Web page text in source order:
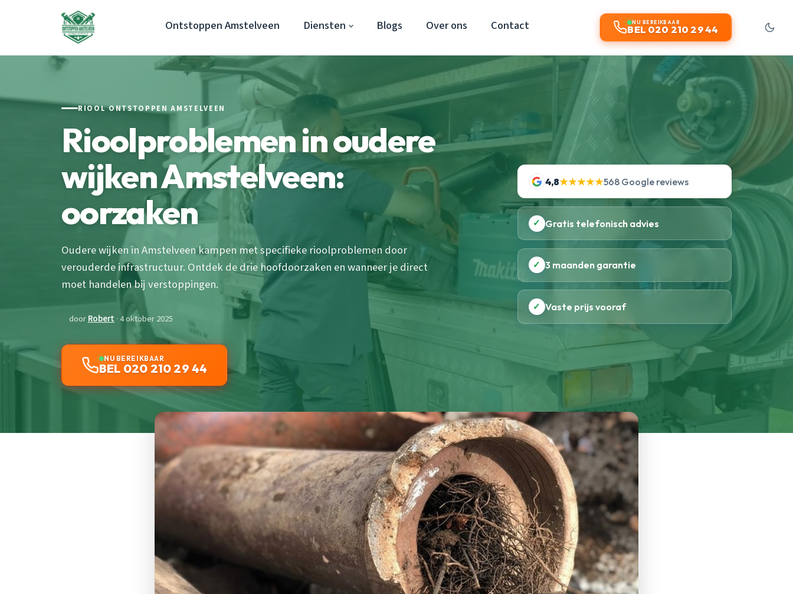
Ontstoppen Amstelveen Diensten Blogs Over ons Contact NU BEREIKBAAR
BEL 020 210 29 44
RIOOL ONTSTOPPEN AMSTELVEEN
Rioolproblemen in oudere
wijken Amstelveen:
oorzaken
Oudere wijken in Amstelveen kampen met specifieke rioolproblemen door
verouderde infrastructuur. Ontdek de drie hoofdoorzaken en wanneer je direct
moet handelen bij verstoppingen.
doorRobert · 4 oktober 2025
NU BEREIKBAAR
BEL 020 210 29 44
4,8★★★★★568 Google reviews
✓ Gratis telefonisch advies
✓ 3 maanden garantie
✓ Vaste prijs vooraf